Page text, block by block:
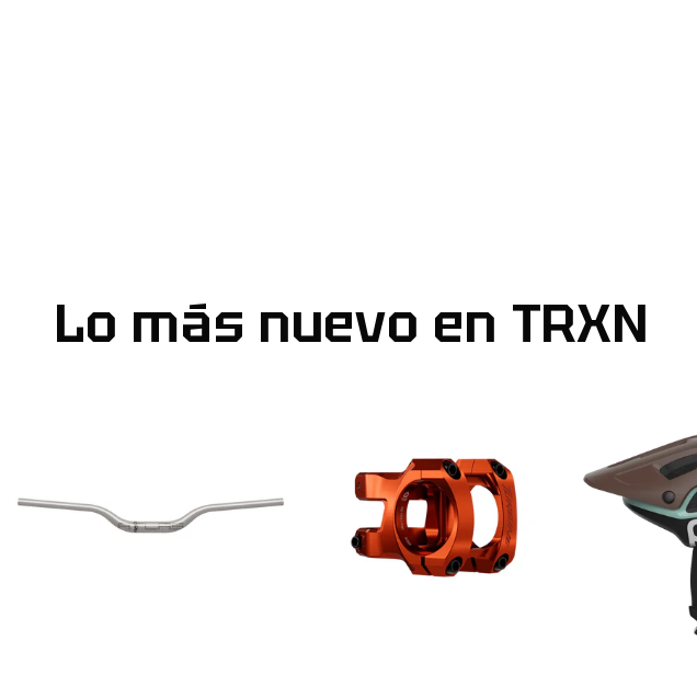
Lo más nuevo en TRXN